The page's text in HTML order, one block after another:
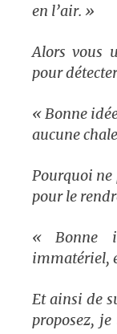
en l’air. »
Alors vous
pour
« Bonne
aucune
Pourquoi
pour le
« Bonne
immatériel,
Et ainsi de
proposez,